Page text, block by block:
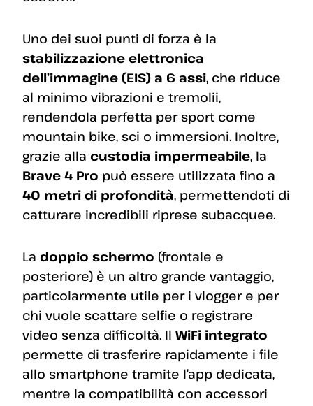
Uno dei suoi punti di forza è la
stabilizzazione elettronica
dell’immagine (EIS) a 6 assi, che riduce
al minimo vibrazioni e tremolii,
rendendola perfetta per sport come
mountain bike, sci o immersioni. Inoltre,
grazie alla custodia impermeabile, la
Brave 4 Pro può essere utilizzata fino a
40 metri di profondità, permettendoti di
catturare incredibili riprese subacquee.
La doppio schermo (frontale e
posteriore) è un altro grande vantaggio,
particolarmente utile per i vlogger e per
chi vuole scattare selfie o registrare
video senza difficoltà. Il WiFi integrato
permette di trasferire rapidamente i file
allo smartphone tramite l’app dedicata,
mentre la compatibilità con accessori